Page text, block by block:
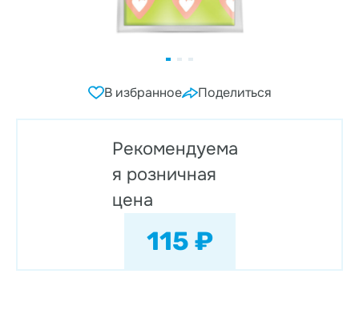
В избранное Поделиться
Рекомендуема
я розничная
цена
115 ₽